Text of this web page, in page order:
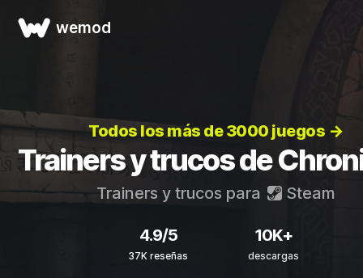
wemod
Todos los más de 3000 juegos →
Trainers y trucos de
Trainers y trucos para Steam
4.9/5
37K reseñas
10K+
descargas